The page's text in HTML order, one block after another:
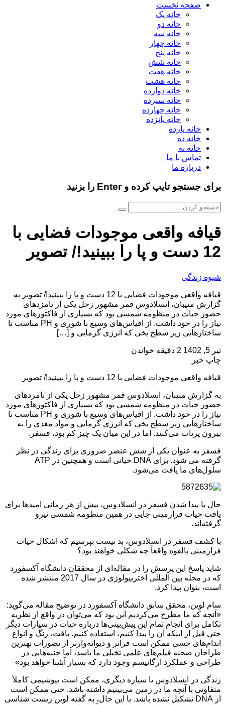
صفحه نخست
خانه یک
خانه دو
خانه سه
خانه چهار
خانه پنج
خانه شش
خانه هفت
خانه هشت
خانه دوازده
خانه سیزده
خانه چهارده
خانه پانزده
خانه یازده
خانه ده
خانه نه
تماس با ما
درباره ما
برای جستجو تایپ کرده و Enter را بزنید
قیافه واقعی موجودات فضایی با
12 دست و پا را ببینید!/ تصویر
شیوه زندگی
قیافه واقعی موجودات فضایی با 12 دست و پا را ببینید!/ تصویر به
گزارش منیبان، انسلادوس قمر مشهور زحل یکی از نامزدهای
حضور حیات در منظومه شمسی بود که بسیاری از فاکتورهای مورد
نیاز را در خود داشت. از اقیاس‌های وسیع با شوری و PH مناسب تا
ساختارهایی زیر سطح یخی که انرژی گرمایی و […]
تیر 5, 1402
2 دقیقه خواندن
چاپ خبر
قیافه واقعی موجودات فضایی با 12 دست و پا را ببینید!/ تصویر
به گزارش منیبان، انسلادوس قمر مشهور زحل یکی از نامزدهای
حضور حیات در منظومه شمسی بود که بسیاری از فاکتورهای مورد
نیاز را در خود داشت. از اقیاس‌های وسیع با شوری و PH مناسب تا
ساختارهایی زیر سطح یخی که انرژی گرمایی و مواد مغذی را به
بیرون پرتاب می‌کنند. اما در این میان یک چیز کم بود، فسفر.
فسفر به عنوان یکی از شش عنصر ضروری برای زندگی در نظر
گرفته می شود. برای DNA حیاتی است و همچنین در ATP
سلول‌های ما یافت می‌شود.
حال با پیدا شدن فسفر در انسلادوس، بیش از هر زمانی امیدها برای
یافت حیات فرازمینی جایی در همین منظومه شمسی نیرو
گرفته‌اند.
با کشف فسفر در انسلادوس، بد نیست بپرسیم که اشکال حیات
فرازمینی بالقوه واقعاً چه شکلی خواهند بود؟
شاید پاسخ این پرسش را در مقاله‌ای از محققان دانشگاه آکسفورد
که در مجله بین المللی اختربیولوژی در سال 2017 منتشر شده
است، بتوان پیدا کرد.
سام لوین، محقق سابق دانشگاه آکسفورد در توضیح مقاله می‌گوید:
«آنچه که ما مطرح می‌کردیم این بود که می‌توان در واقع از نظریه
تکامل برای انجام تمام این پیش‌بینی‌ها درباره حیات در سیارات دیگر
حتی قبل از اینکه آن را پیدا کنیم، استفاده کنیم. بافت، رنگ و انواع
اندام‌های حسی ممکن است فراتر و دیوانه‌وارتر از تصورات بهترین
طراحان صحنه فیلم‌های علمی تخیلی ما باشد، اما جنبه‌هایی در
طراحی و عملکرد ارگانیسم وجود دارد که بسیار آشنا خواهد بود»
زندگی در انسلادوس یا سیاره دیگری، ممکن است بیوشیمی کاملاً
متفاوتی با آنچه ما در زمین می‌بینیم داشته باشد. حتی ممکن است
از DNA تشکیل نشده باشد. با این حال، به گفته لوین زیست شناسی